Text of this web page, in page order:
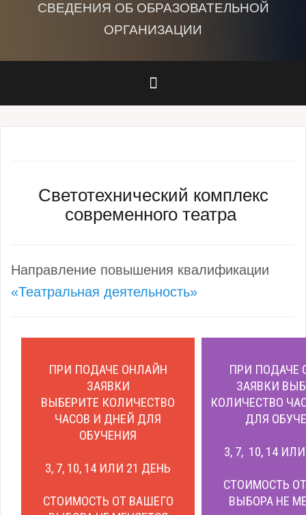
СВЕДЕНИЯ ОБ ОБРАЗОВАТЕЛЬНОЙ
ОРГАНИЗАЦИИ
Светотехнический комплекс
современного театра
Направление повышения квалификации
«Театральная деятельность»
ПРИ ПОДАЧЕ ОНЛАЙН
ЗАЯВКИ
ВЫБЕРИТЕ КОЛИЧЕСТВО
ЧАСОВ И ДНЕЙ ДЛЯ
ОБУЧЕНИЯ
3, 7, 10, 14 ИЛИ 21 ДЕНЬ
СТОИМОСТЬ ОТ ВАШЕГО
ПРИ ПОДАЧЕ
ЗАЯВКИ
КОЛИЧЕСТВО
ДЛЯ
3, 7, 10, 14
СТОИМОСТЬ
ВЫБОРА НЕ